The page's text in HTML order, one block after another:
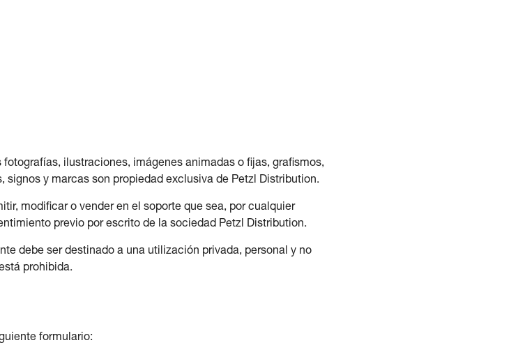
ilustraciones, imágenes animadas o fijas, grafismos,
y marcas son propiedad exclusiva de Petzl Distribution.
modificar o vender en el soporte que sea, por cualquier
previo por escrito de la sociedad Petzl Distribution.
debe ser destinado a una utilización privada, personal y no
prohibida.
formulario: